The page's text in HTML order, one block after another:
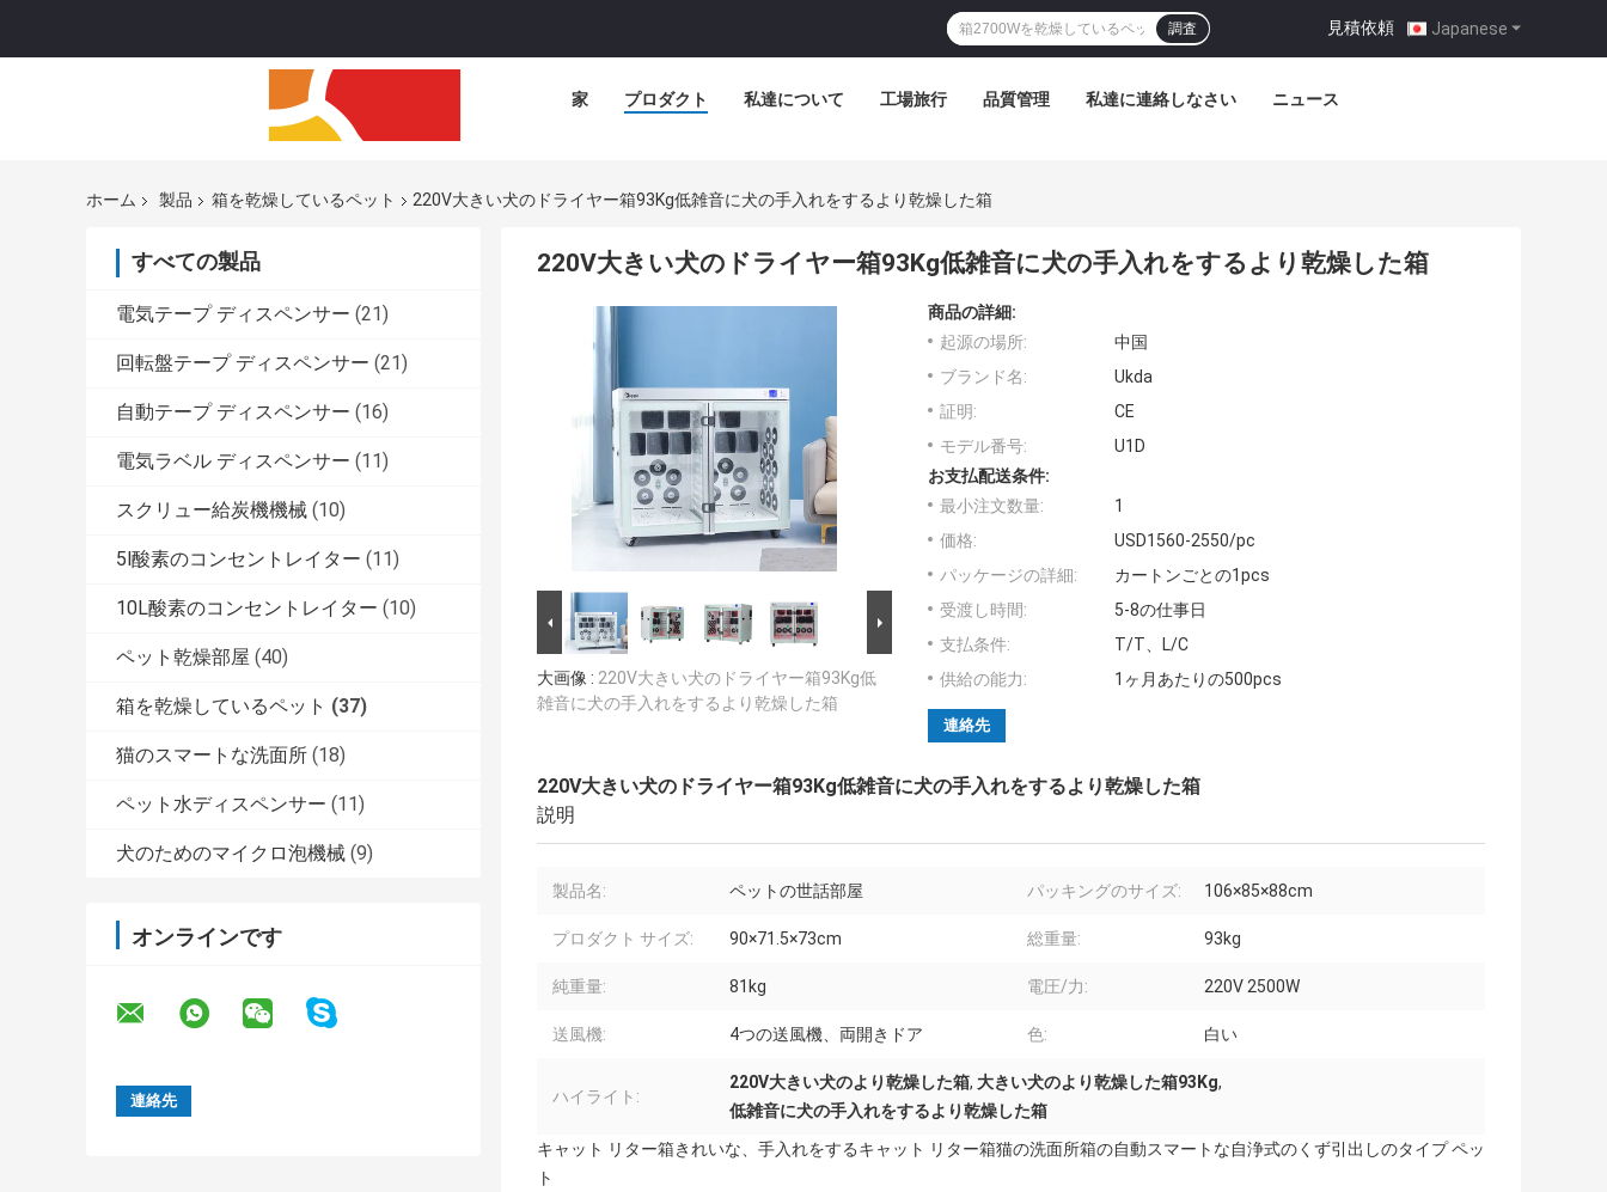
Japanese
見積依頼 |
調査
家 プロダクト 私達について 工場旅行 品質管理 私達に連絡しなさい ニュース
ホーム 製品 箱を乾燥しているペット 220V大きい犬のドライヤー箱93Kg低雑音に犬の手入れをするより乾燥した箱
すべての製品
電気テープ ディスペンサー (21)
回転盤テープ ディスペンサー (21)
自動テープ ディスペンサー (16)
電気ラベル ディスペンサー (11)
スクリュー給炭機機械 (10)
5l酸素のコンセントレイター (11)
10L酸素のコンセントレイター (10)
ペット乾燥部屋 (40)
箱を乾燥しているペット (37)
猫のスマートな洗面所 (18)
ペット水ディスペンサー (11)
犬のためのマイクロ泡機械 (9)
オンラインです
220V大きい犬のドライヤー箱93Kg低雑音に犬の手入れをするより乾燥した箱
大画像 : 220V大きい犬のドライヤー箱93Kg低
雑音に犬の手入れをするより乾燥した箱
商品の詳細:
起源の場所:
中国
ブランド名:
Ukda
証明:
CE
モデル番号:
U1D
お支払配送条件:
最小注文数量:
1
価格:
USD1560-2550/pc
パッケージの詳細:
カートンごとの1pcs
受渡し時間:
5-8の仕事日
支払条件:
T/T、L/C
供給の能力:
1ヶ月あたりの500pcs
連絡先
220V大きい犬のドライヤー箱93Kg低雑音に犬の手入れをするより乾燥した箱
説明
製品名: ペットの世話部屋 パッキングのサイズ: 106×85×88cm
プロダクト サイズ: 90×71.5×73cm 総重量: 93kg
純重量: 81kg 電圧/力: 220V 2500W
送風機: 4つの送風機、両開きドア 色: 白い
ハイライト:
220V大きい犬のより乾燥した箱, 大きい犬のより乾燥した箱93Kg,
低雑音に犬の手入れをするより乾燥した箱
キャット リター箱きれいな、手入れをするキャット リター箱猫の洗面所箱の自動スマートな自浄式のくず引出しのタイプ ペッ
ト